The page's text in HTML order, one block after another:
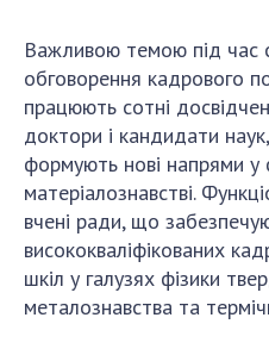
Важливою темою під час
обговорення кадрового
працюють сотні
доктори і кандидати
формують нові напрями у
матеріалознавстві.
вчені ради, що
висококваліфікованих
шкіл у галузях фізики
металознавства та